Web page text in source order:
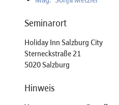
Seminarort
Holiday Inn Salzburg City
Sterneckstraße 21
5020 Salzburg
Hinweis